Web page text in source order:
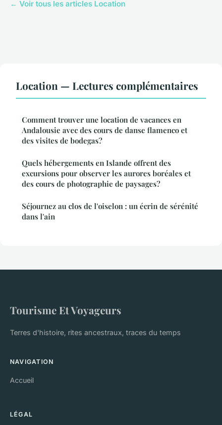
← Voir tous les articles Location
Location — Lectures complémentaires
Comment trouver une location de vacances en
Andalousie avec des cours de danse flamenco et
des visites de bodegas?
Quels hébergements en Islande offrent des
excursions pour observer les aurores boréales et
des cours de photographie de paysages?
Séjournez au clos de l'oiselon : un écrin de sérénité
dans l'ain
Tourisme Et Voyageurs
Terres d'histoire, rites ancestraux, traces du temps
NAVIGATION
Accueil
LÉGAL